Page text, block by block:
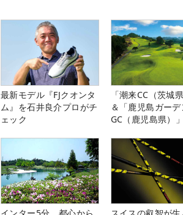
最新モデル『FJクオンタ
ム』を石井良介プロがチ
ェック
「潮来CC（茨城
＆「鹿児島ガーデ
GC（鹿児島県）
インター5分、都心から
スイスの叡智が